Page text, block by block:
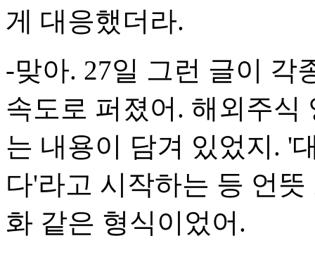
게 대응했더라.
-맞아. 27일 그런 글이 각
속도로 퍼졌어. 해외주식
는 내용이 담겨 있었지. '
다'라고 시작하는 등 언
화 같은 형식이었어.